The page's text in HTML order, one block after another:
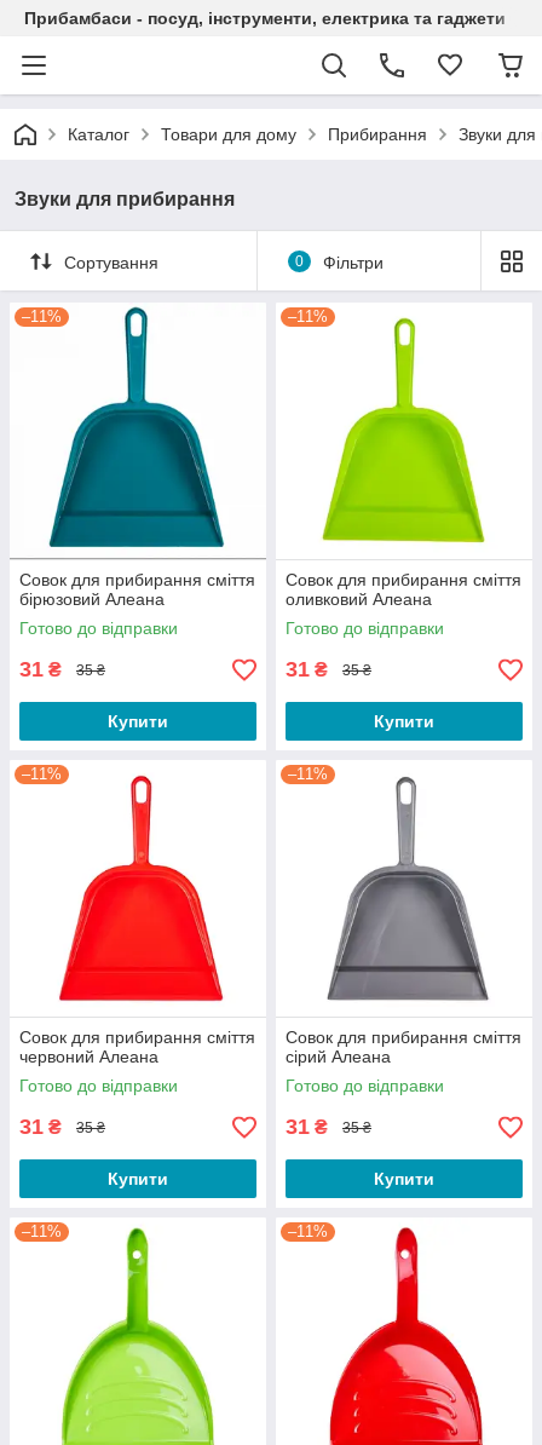
Прибамбаси - посуд, інструменти, електрика та гаджети
Каталог Товари для дому Прибирання Звуки
Звуки для прибирання
Сортування 0 Фільтри
–11%
Совок для прибирання сміття
бірюзовий Алеана
Готово до відправки
31 ₴ 35 ₴
Купити
–11%
Совок для прибирання сміття
оливковий Алеана
Готово до відправки
31 ₴ 35 ₴
Купити
–11%
Совок для прибирання сміття
червоний Алеана
Готово до відправки
31 ₴ 35 ₴
Купити
–11%
Совок для прибирання сміття
сірий Алеана
Готово до відправки
31 ₴ 35 ₴
Купити
–11% –11%